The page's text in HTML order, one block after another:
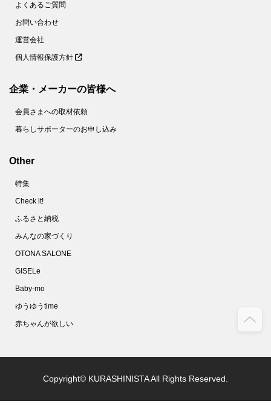
よくあるご質問
お問い合わせ
運営会社
個人情報保護方針
企業・メーカーの皆様へ
会員さまへの取材依頼
暮らしサポーターのお申し込み
Other
特集
Check it!
ふるさと納税
みんなの家づくり
OTONA SALONE
GISELe
Baby-mo
ゆうゆうtime
赤ちゃんが欲しい
Copyright© KURASHINISTA All Rights Reserved.